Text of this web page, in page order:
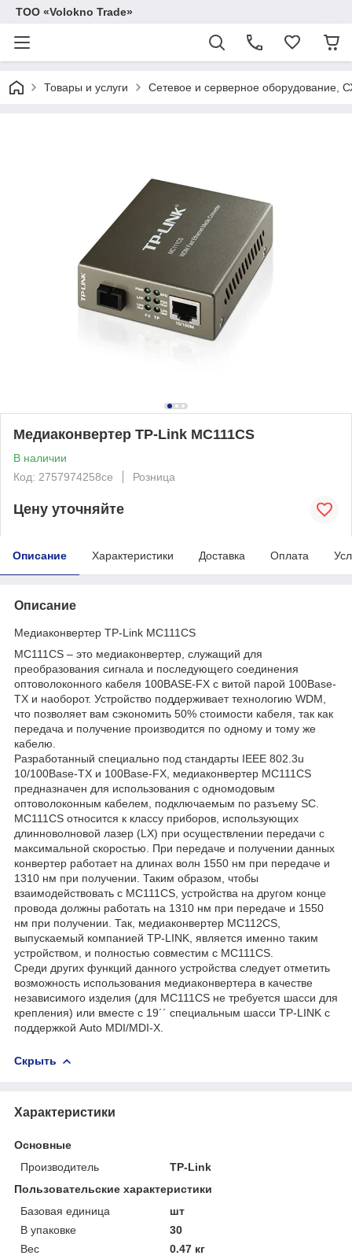
ТОО «Volokno Trade»
Товары и услуги Сетевое и серверное оборудование,
Медиаконвертер TP-Link MC111CS
В наличии
Код: 2757974258ce
Розница
Цену уточняйте
Описание Характеристики Доставка Оплата
Описание
Медиаконвертер TP-Link MC111CS
MC111CS – это медиаконвертер, служащий для
преобразования сигнала и последующего соединения
оптоволоконного кабеля 100BASE-FX с витой парой 100Base-
TX и наоборот. Устройство поддерживает технологию WDM,
что позволяет вам сэкономить 50% стоимости кабеля, так как
передача и получение производится по одному и тому же
кабелю.
Разработанный специально под стандарты IEEE 802.3u
10/100Base-TX и 100Base-FX, медиаконвертер MC111CS
предназначен для использования с одномодовым
оптоволоконным кабелем, подключаемым по разъему SC.
MC111CS относится к классу приборов, использующих
длинноволновой лазер (LX) при осуществлении передачи с
максимальной скоростью. При передаче и получении данных
конвертер работает на длинах волн 1550 нм при передаче и
1310 нм при получении. Таким образом, чтобы
взаимодействовать с MC111CS, устройства на другом конце
провода должны работать на 1310 нм при передаче и 1550
нм при получении. Так, медиаконвертер MC112CS,
выпускаемый компанией TP-LINK, является именно таким
устройством, и полностью совместим с MC111CS.
Среди других функций данного устройства следует отметить
возможность использования медиаконвертера в качестве
независимого изделия (для MC111CS не требуется шасси для
крепления) или вместе с 19´´ специальным шасси TP-LINK с
поддержкой Auto MDI/MDI-X.
Скрыть
Характеристики
Основные
Производитель
TP-Link
Пользовательские характеристики
Базовая единица
шт
В упаковке
30
Вес
0.47 кг